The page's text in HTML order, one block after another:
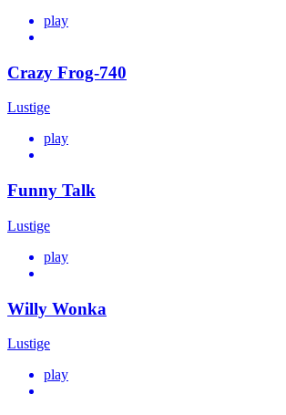
play
Crazy Frog-740
Lustige
play
Funny Talk
Lustige
play
Willy Wonka
Lustige
play